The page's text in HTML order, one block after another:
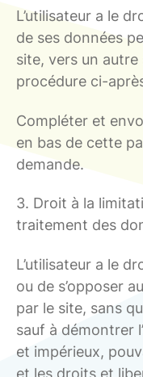
L’utilisateur a le
de ses données
site, vers un
procédure ci-
Compléter et
en bas de cette
demande.
3. Droit à la
traitement des
L’utilisateur a le
ou de s’opposer
par le site, sans
sauf à démontrer
et impérieux,
et les droits et